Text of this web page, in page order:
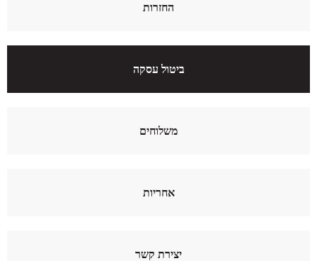
החזרות
ביטול עסקה
משלוחים
אחריות
יצירת קשר